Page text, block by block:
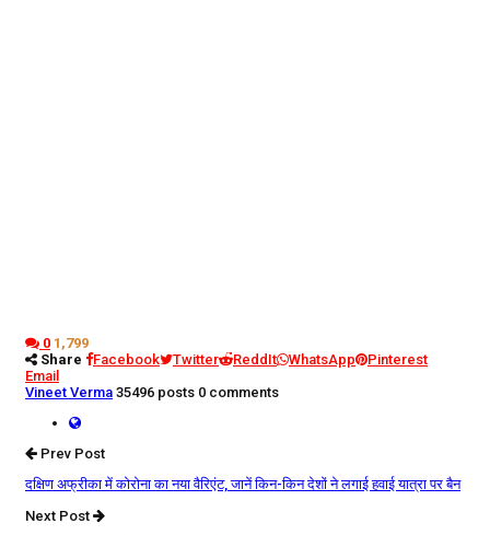
0 1,799
Share
Facebook Twitter ReddIt WhatsApp
Pinterest
Email
Vineet Verma 35496 posts 0 comments
Prev Post
दक्षिण अफ्रीका में कोरोना का नया वैरिएंट, जानें किन-किन देशों ने लगाई हवाई यात्रा पर बैन
Next Post